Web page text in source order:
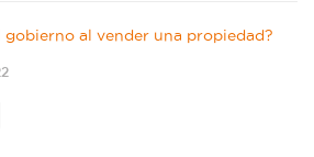
gobierno al vender una propiedad?